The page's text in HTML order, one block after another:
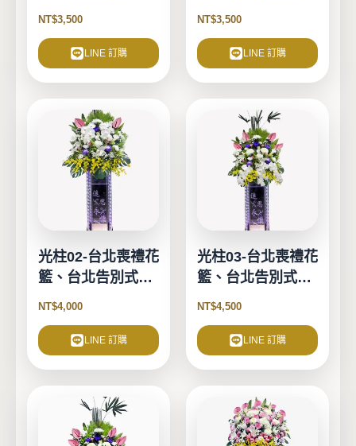
籃-1對2個
NT$3,500
LINE 訂購
籃-1對2個
NT$3,500
LINE 訂購
光柱02-台北喪禮花
籃、台北告別式花
籃-1對2個
NT$4,000
LINE 訂購
光柱03-台北喪禮花
籃、台北告別式花
籃-1對2個
NT$4,500
LINE 訂購